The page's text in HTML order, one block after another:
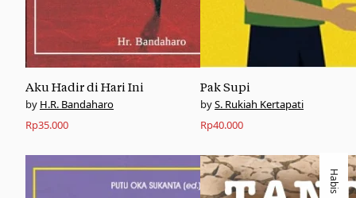
Aku Hadir di Hari Ini
H.R. Bandaharo
Rp35.000
Pak Supi
S. Rukiah Kertapati
Rp40.000
Habis